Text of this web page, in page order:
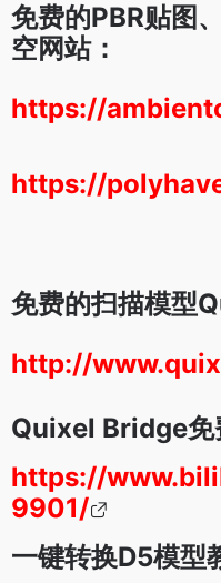
免费的PBR贴图
空网站：
https://
https://
免费的扫描模型
http://
Quixel Bridge免
https://
9901/
一键转换D5模型